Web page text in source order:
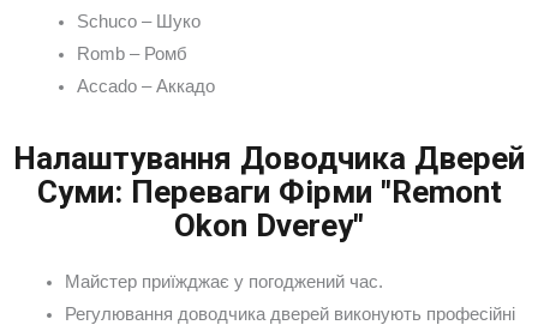
Schuco – Шуко
Romb – Ромб
Accado – Аккадо
Налаштування Доводчика Дверей
Суми: Переваги Фірми "Remont
Okon Dverey"
Майстер приїжджає у погоджений час.
Регулювання доводчика дверей виконують професійні